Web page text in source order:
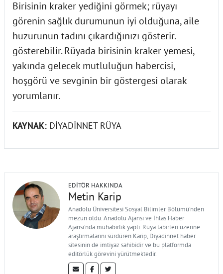
Birisinin kraker yediğini görmek; rüyayı
görenin sağlık durumunun iyi olduğuna, aile
huzurunun tadını çıkardığınızı gösterir.
gösterebilir. Rüyada birisinin kraker yemesi,
yakında gelecek mutluluğun habercisi,
hoşgörü ve sevginin bir göstergesi olarak
yorumlanır.
KAYNAK: DİYADİNNET RÜYA
EDITÖR HAKKINDA
Metin Karip
Anadolu Üniversitesi Sosyal Bilimler Bölümü'nden
mezun oldu. Anadolu Ajansı ve İhlas Haber
Ajansı'nda muhabirlik yaptı. Rüya tabirleri üzerine
araştırmalarını sürdüren Karip, Diyadinnet haber
sitesinin de imtiyaz sahibidir ve bu platformda
editörlük görevini yürütmektedir.